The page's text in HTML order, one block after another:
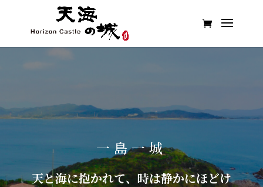
一島一城
天と海に抱かれて、時は静かにほどけ